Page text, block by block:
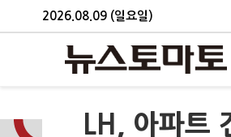
2026.08.09 (일요일)
LH, 아파트